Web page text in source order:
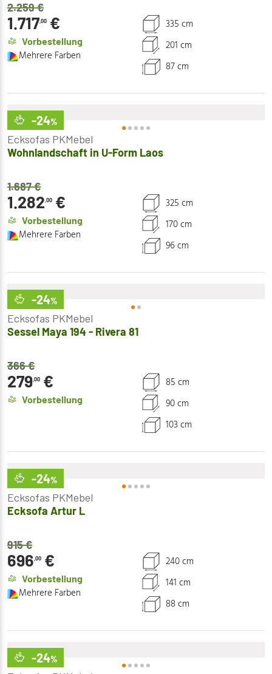
2.259€
1.717,00 €
Vorbestellung
Mehrere Farben
335 cm
201 cm
87 cm
-24%
Ecksofas PKMebel
Wohnlandschaft in U-Form Laos
1.687€
1.282,00 €
Vorbestellung
Mehrere Farben
325 cm
170 cm
96 cm
-24%
Ecksofas PKMebel
Sessel Maya 194 - Rivera 81
366€
279,00 €
Vorbestellung
85 cm
90 cm
103 cm
-24%
Ecksofas PKMebel
Ecksofa Artur L
915€
696,00 €
Vorbestellung
Mehrere Farben
240 cm
141 cm
88 cm
-24%